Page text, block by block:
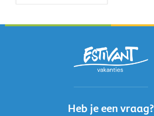
Heb je een vraag?